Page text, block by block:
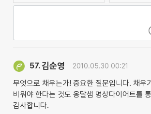
57.김순영 2010.05.30 00:21
무엇으로 채우는가! 중요한 질문입니다. 채우
비워야 한다는 것도 옹달샘 명상다이어트를
감사합니다.